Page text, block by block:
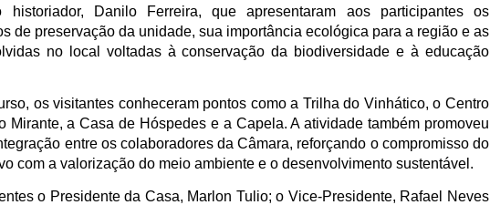
historiador, Danilo Ferreira, que apresentaram aos participantes os
de preservação da unidade, sua importância ecológica para a região e as
no local voltadas à conservação da biodiversidade e à educação
os visitantes conheceram pontos como a Trilha do Vinhático, o Centro
Mirante, a Casa de Hóspedes e a Capela. A atividade também promoveu
entre os colaboradores da Câmara, reforçando o compromisso do
com a valorização do meio ambiente e o desenvolvimento sustentável.
o Presidente da Casa, Marlon Tulio; o Vice-Presidente, Rafael Neves